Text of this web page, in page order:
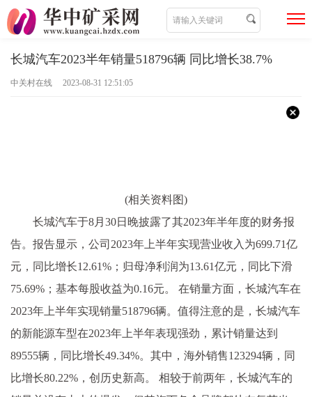
长城汽车2023半年销量518796辆 同比增长38.7%
中关村在线 2023-08-31 12:51:05
(相关资料图)
长城汽车于8月30日晚披露了其2023年半年度的财务报
告。报告显示，公司2023年上半年实现营业收入为699.71亿
元，同比增长12.61%；归母净利润为13.61亿元，同比下滑
75.69%；基本每股收益为0.16元。 在销量方面，长城汽车在
2023年上半年实现销量518796辆。值得注意的是，长城汽车
的新能源车型在2023年上半年表现强劲，累计销量达到
89555辆，同比增长49.34%。其中，海外销售123294辆，同
比增长80.22%，创历史新高。 相较于前两年，长城汽车的